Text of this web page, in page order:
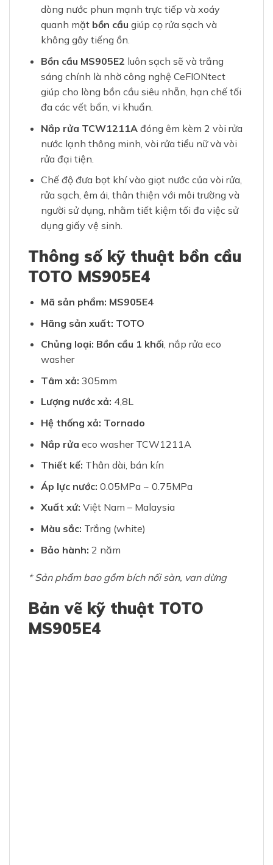
dòng nước phun mạnh trực tiếp và xoáy
quanh mặt bồn cầu giúp cọ rửa sạch và
không gây tiếng ồn.
Bồn cầu MS905E2 luôn sạch sẽ và trắng
sáng chính là nhờ công nghệ CeFIONtect
giúp cho lòng bồn cầu siêu nhẵn, hạn chế tối
đa các vết bẩn, vi khuẩn.
Nắp rửa TCW1211Ađóng êm kèm 2 vòi rửa
nước lạnh thông minh, vòi rửa tiểu nữ và vòi
rửa đại tiện.
Chế độ đưa bọt khí vào giọt nước của vòi rửa,
rửa sạch, êm ái, thân thiện với môi trường và
người sử dụng, nhằm tiết kiệm tối đa việc sử
dụng giấy vệ sinh.
Thông số kỹ thuật bồn cầu
TOTO MS905E4
Mã sản phẩm: MS905E4
Hãng sản xuất: TOTO
Chủng loại: Bồn cầu 1 khối, nắp rửa eco
washer
Tâm xả: 305mm
Lượng nước xả: 4,8L
Hệ thống xả: Tornado
Nắp rửa eco washer TCW1211A
Thiết kế: Thân dài, bán kín
Áp lực nước: 0.05MPa ~ 0.75MPa
Xuất xứ: Việt Nam – Malaysia
Màu sắc: Trắng (white)
Bảo hành: 2 năm
* Sản phẩm bao gồm bích nối sàn, van dừng
Bản vẽ kỹ thuật TOTO
MS905E4